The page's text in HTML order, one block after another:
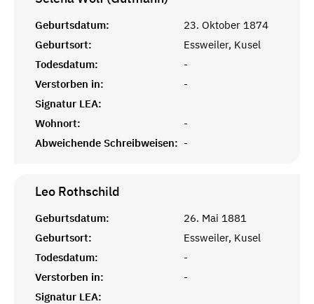
Geburtsdatum:
23. Oktober 1874
Geburtsort:
Essweiler, Kusel
Todesdatum:
-
Verstorben in:
-
Signatur LEA:
Wohnort:
-
Abweichende Schreibweisen: -
Leo Rothschild
Geburtsdatum:
26. Mai 1881
Geburtsort:
Essweiler, Kusel
Todesdatum:
-
Verstorben in:
-
Signatur LEA: